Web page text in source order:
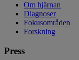
Om hjärnan
Diagnoser
Fokusområden
Forskning
Press